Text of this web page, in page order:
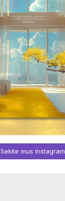
Sekite mus Instagram